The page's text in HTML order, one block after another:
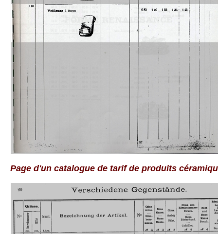
Page d'un catalogue de tarif de produits